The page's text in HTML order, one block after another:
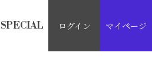
SPECIAL ログイン マイページ